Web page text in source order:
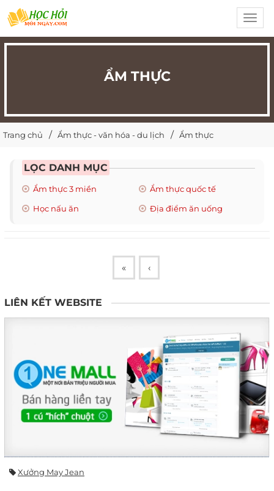
ẨM THỰC
Trang chủ Ẩm thực - văn hóa - du lịch Ẩm thực
LỌC DANH MỤC
Ẩm thực 3 miền
Ẩm thực quốc tế
Học nấu ăn
Địa điểm ăn uống
« ‹
LIÊN KẾT WEBSITE
Xưởng May Jean